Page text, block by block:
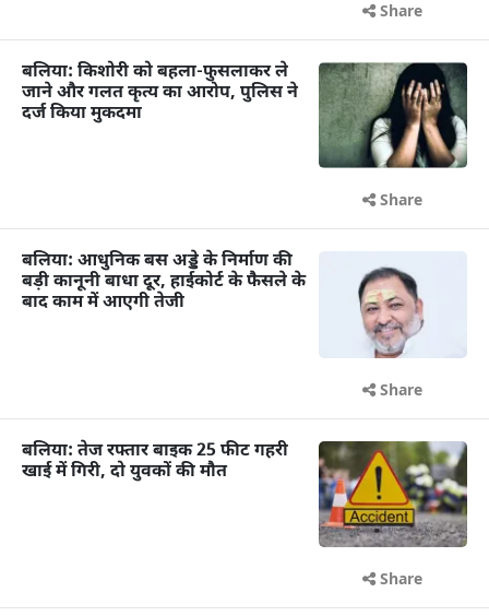
Share
बलिया: किशोरी को बहला-फुसलाकर ले
जाने और गलत कृत्य का आरोप, पुलिस ने
दर्ज किया मुकदमा
Share
बलिया: आधुनिक बस अड्डे के निर्माण की
बड़ी कानूनी बाधा दूर, हाईकोर्ट के फैसले के
बाद काम में आएगी तेजी
Share
बलिया: तेज रफ्तार बाइक 25 फीट गहरी
खाई में गिरी, दो युवकों की मौत
Share